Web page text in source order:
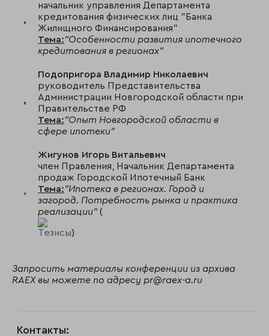
начальник управления Департамента
кредитования физических лиц "Банка
Жилищного Финансирования"
Тема:"Особенности развития ипотечного
кредитования в регионах"
Подопригора Владимир Николаевич
руководитель Представительства
Администрации Новгородской области при
Правительстве РФ
Тема:"Опыт Новгородской области в
сфере ипотеки"
Жигунов Игорь Витальевич
член Правления, Начальник Департамента
продаж Городской Ипотечный Банк
Тема:"Ипотека в регионах. Город и
загород. Потребность рынка и практика
реализации" (
Тезисы)
Запросить материалы конференции из архива
RAEX вы можете по адресу pr@raex-a.ru
Контакты: